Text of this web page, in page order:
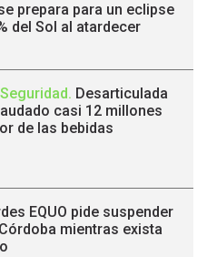
prepara para un eclipse
del Sol al atardecer
. Desarticulada
casi 12 millones
de las bebidas
EQUO pide suspender
mientras exista